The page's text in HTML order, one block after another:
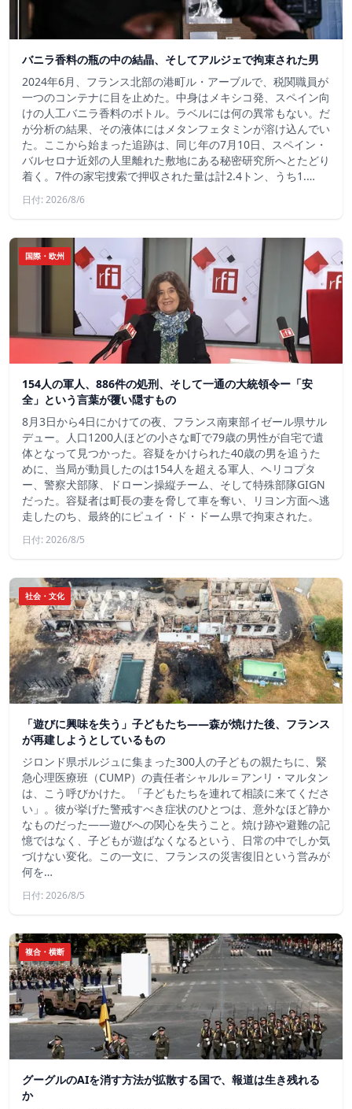
バニラ香料の瓶の中の結晶、そしてアルジェで拘束された男
2024年6月、フランス北部の港町ル・アーブルで、税関職員が
一つのコンテナに目を止めた。中身はメキシコ発、スペイン向
けの人工バニラ香料のボトル。ラベルには何の異常もない。だ
が分析の結果、その液体にはメタンフェタミンが溶け込んでい
た。ここから始まった追跡は、同じ年の7月10日、スペイン・
バルセロナ近郊の人里離れた敷地にある秘密研究所へとたどり
着く。7件の家宅捜索で押収された量は計2.4トン、うち1.…
日付: 2026/8/6
国際・欧州
154人の軍人、886件の処刑、そして一通の大統領令ー「安
全」という言葉が覆い隠すもの
8月3日から4日にかけての夜、フランス南東部イゼール県サル
デュー。人口1200人ほどの小さな町で79歳の男性が自宅で遺
体となって見つかった。容疑をかけられた40歳の男を追うた
めに、当局が動員したのは154人を超える軍人、ヘリコプタ
ー、警察犬部隊、ドローン操縦チーム、そして特殊部隊GIGN
だった。容疑者は町長の妻を脅して車を奪い、リヨン方面へ逃
走したのち、最終的にピュイ・ド・ドーム県で拘束された。
日付: 2026/8/5
社会・文化
「遊びに興味を失う」子どもたち——森が焼けた後、フランス
が再建しようとしているもの
ジロンド県ポルジュに集まった300人の子どもの親たちに、緊
急心理医療班（CUMP）の責任者シャルル＝アンリ・マルタン
は、こう呼びかけた。「子どもたちを連れて相談に来てくださ
い」。彼が挙げた警戒すべき症状のひとつは、意外なほど静か
なものだった――遊びへの関心を失うこと。焼け跡や避難の記
憶ではなく、子どもが遊ばなくなるという、日常の中でしか気
づけない変化。この一文に、フランスの災害復旧という営みが
何を…
日付: 2026/8/5
複合・横断
グーグルのAIを消す方法が拡散する国で、報道は生き残れる
か